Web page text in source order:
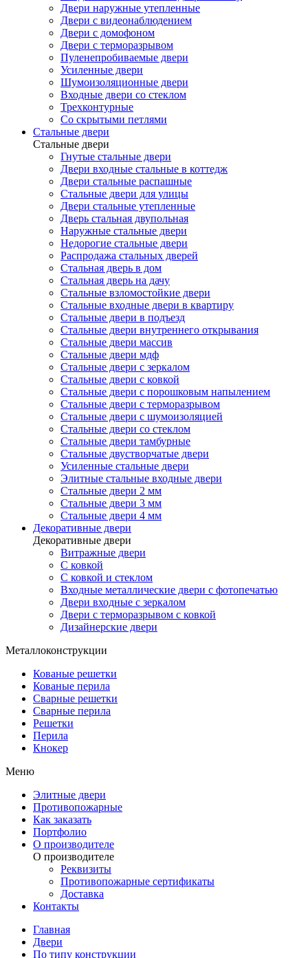
Двери наружные утепленные
Двери с видеонаблюдением
Двери с домофоном
Двери с терморазрывом
Пуленепробиваемые двери
Усиленные двери
Шумоизоляционные двери
Входные двери со стеклом
Трехконтурные
Со скрытыми петлями
Стальные двери
Стальные двери
Гнутые стальные двери
Двери входные стальные в коттедж
Двери стальные распашные
Стальные двери для улицы
Двери стальные утепленные
Дверь стальная двупольная
Наружные стальные двери
Недорогие стальные двери
Распродажа стальных дверей
Стальная дверь в дом
Стальная дверь на дачу
Стальные взломостойкие двери
Стальные входные двери в квартиру
Стальные двери в подъезд
Стальные двери внутреннего открывания
Стальные двери массив
Стальные двери мдф
Стальные двери с зеркалом
Стальные двери с ковкой
Стальные двери с порошковым напылением
Стальные двери с терморазрывом
Стальные двери с шумоизоляцией
Стальные двери со стеклом
Стальные двери тамбурные
Стальные двустворчатые двери
Усиленные стальные двери
Элитные стальные входные двери
Стальные двери 2 мм
Стальные двери 3 мм
Стальные двери 4 мм
Декоративные двери
Декоративные двери
Витражные двери
С ковкой
С ковкой и стеклом
Входные металлические двери с фотопечатью
Двери входные с зеркалом
Двери с терморазрывом с ковкой
Дизайнерские двери
Металлоконструкции
Кованые решетки
Кованые перила
Сварные решетки
Сварные перила
Решетки
Перила
Кнокер
Меню
Элитные двери
Противопожарные
Как заказать
Портфолио
О производителе
О производителе
Реквизиты
Противопожарные сертификаты
Доставка
Контакты
Главная
Двери
По типу конструкции